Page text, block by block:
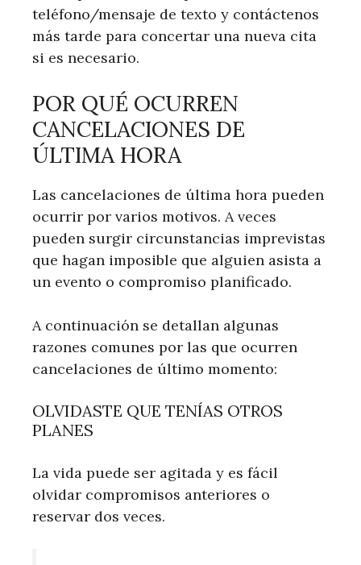
teléfono/mensaje de texto y contáctenos
más tarde para concertar una nueva cita
si es necesario.
POR QUÉ OCURREN
CANCELACIONES DE
ÚLTIMA HORA
Las cancelaciones de última hora pueden
ocurrir por varios motivos. A veces
pueden surgir circunstancias imprevistas
que hagan imposible que alguien asista a
un evento o compromiso planificado.
A continuación se detallan algunas
razones comunes por las que ocurren
cancelaciones de último momento:
OLVIDASTE QUE TENÍAS OTROS
PLANES
La vida puede ser agitada y es fácil
olvidar compromisos anteriores o
reservar dos veces.